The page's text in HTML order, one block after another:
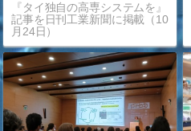
『タイ独自の高専システムを』
記事を日刊工業新聞に掲載（10
月24日）